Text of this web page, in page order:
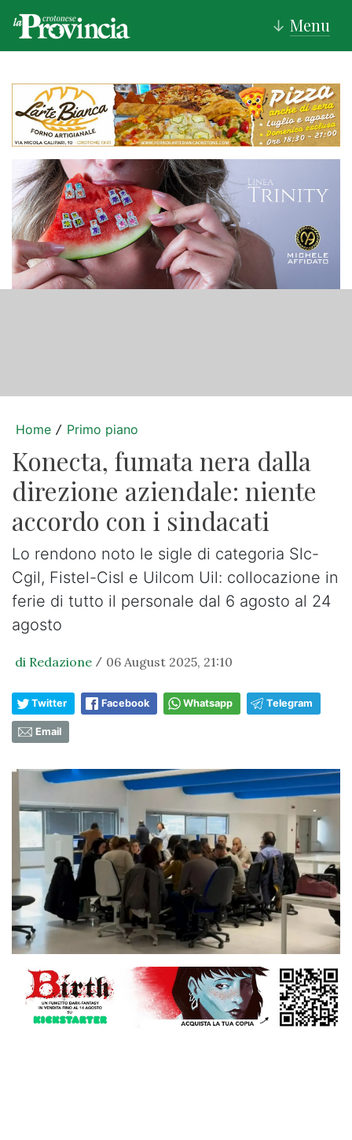
↓ Menu
Home / Primo piano
Konecta, fumata nera dalla
direzione aziendale: niente
accordo con i sindacati
Lo rendono noto le sigle di categoria Slc-
Cgil, Fistel-Cisl e Uilcom Uil: collocazione in
ferie di tutto il personale dal 6 agosto al 24
agosto
di Redazione / 06 August 2025, 21:10
Twitter Facebook Whatsapp Telegram
Email